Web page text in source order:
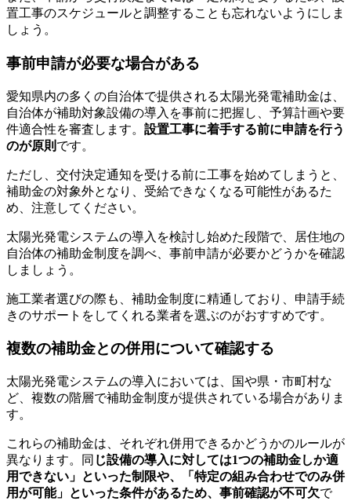
置工事のスケジュールと調整することも忘れないようにしま
しょう。
事前申請が必要な場合がある
愛知県内の多くの自治体で提供される太陽光発電補助金は、
自治体が補助対象設備の導入を事前に把握し、予算計画や要
件適合性を審査します。 設置工事に着手する前に申請を行う
のが原則 です。
ただし、交付決定通知を受ける前に工事を始めてしまうと、
補助金の対象外となり、受給できなくなる可能性があるた
め、注意してください。
太陽光発電システムの導入を検討し始めた段階で、居住地の
自治体の補助金制度を調べ、事前申請が必要かどうかを確認
しましょう。
施工業者選びの際も、補助金制度に精通しており、申請手続
きのサポートをしてくれる業者を選ぶのがおすすめです。
複数の補助金との併用について確認する
太陽光発電システムの導入においては、国や県・市町村な
ど、複数の階層で補助金制度が提供されている場合がありま
す。
これらの補助金は、それぞれ併用できるかどうかのルールが
異なります。同 じ設備の導入に対しては1つの補助金しか適
用できない」といった制限や、「特定の組み合わせでのみ併
用が可能」といった条件があるため、事前確認が不可欠で